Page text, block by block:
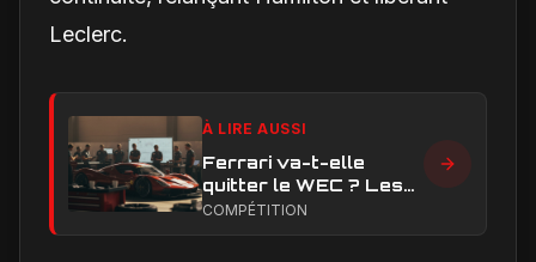
Leclerc.
À LIRE AUSSI
Ferrari va-t-elle
quitter le WEC ? Les
vrais enjeux
COMPÉTITION